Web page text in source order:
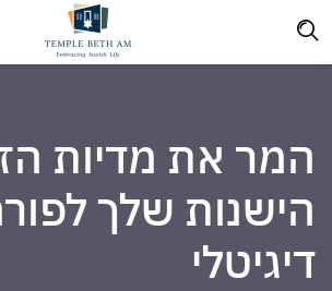
המר את מדיות
הישנות שלך
דיגיטלי